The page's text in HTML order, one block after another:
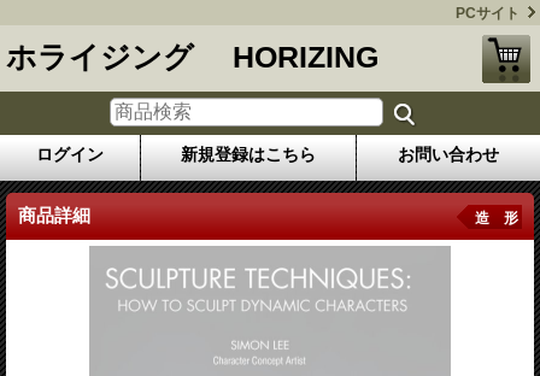
PCサイト
ホライジング HORIZING
ログイン 新規登録はこちら お問い合わせ
商品詳細 造 形